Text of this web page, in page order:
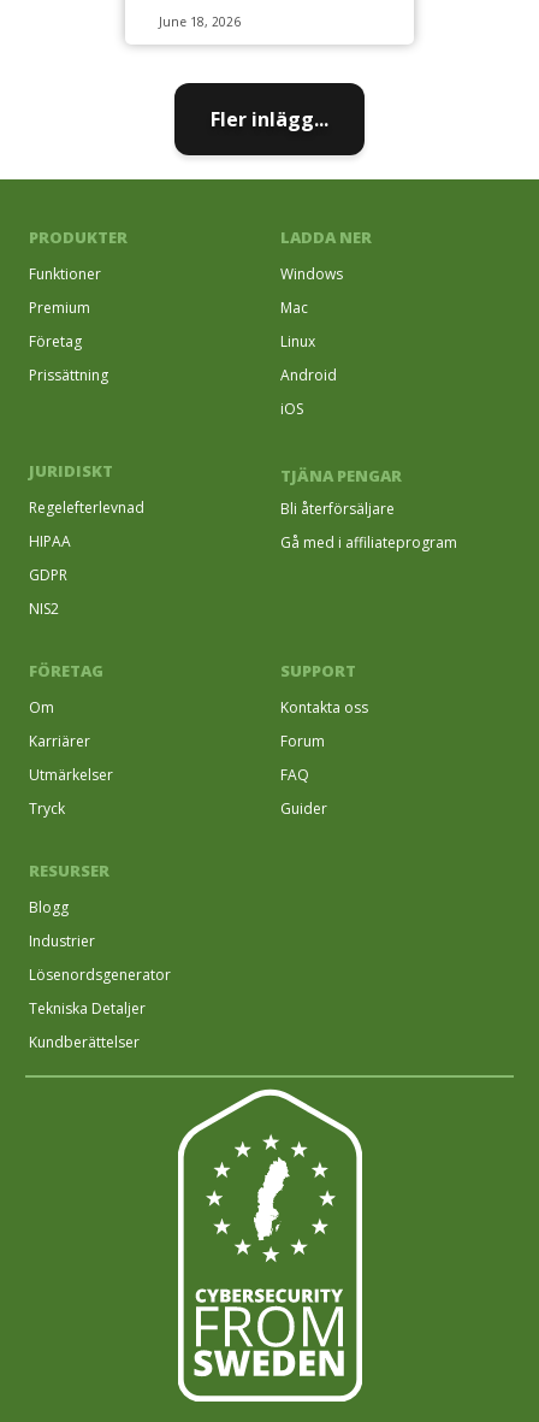
June 18, 2026
Fler inlägg...
PRODUKTER
Funktioner
Premium
Företag
Prissättning
LADDA NER
Windows
Mac
Linux
Android
iOS
JURIDISKT
Regelefterlevnad
HIPAA
GDPR
NIS2
TJÄNA PENGAR
Bli återförsäljare
Gå med i affiliateprogram
FÖRETAG
Om
Karriärer
Utmärkelser
Tryck
SUPPORT
Kontakta oss
Forum
FAQ
Guider
RESURSER
Blogg
Industrier
Lösenordsgenerator
Tekniska Detaljer
Kundberättelser